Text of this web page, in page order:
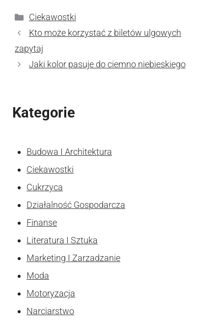
Kategorie
Ciekawostki
Kto może korzystać z biletów ulgowych
zapytaj
Jaki kolor pasuje do ciemno niebieskiego
Kategorie
Budowa I Architektura
Ciekawostki
Cukrzyca
Działalność Gospodarcza
Finanse
Literatura I Sztuka
Marketing I Zarzadzanie
Moda
Motoryzacja
Narciarstwo